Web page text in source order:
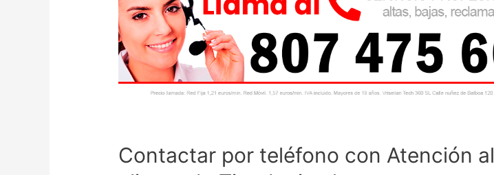
Contactar por teléfono con Atención al